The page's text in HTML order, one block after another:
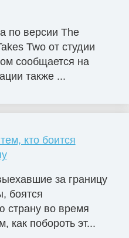
по версии The
Two от студии
сообщается на
также ...
кто боится
за границу
боятся
страну во время
как побороть эт...